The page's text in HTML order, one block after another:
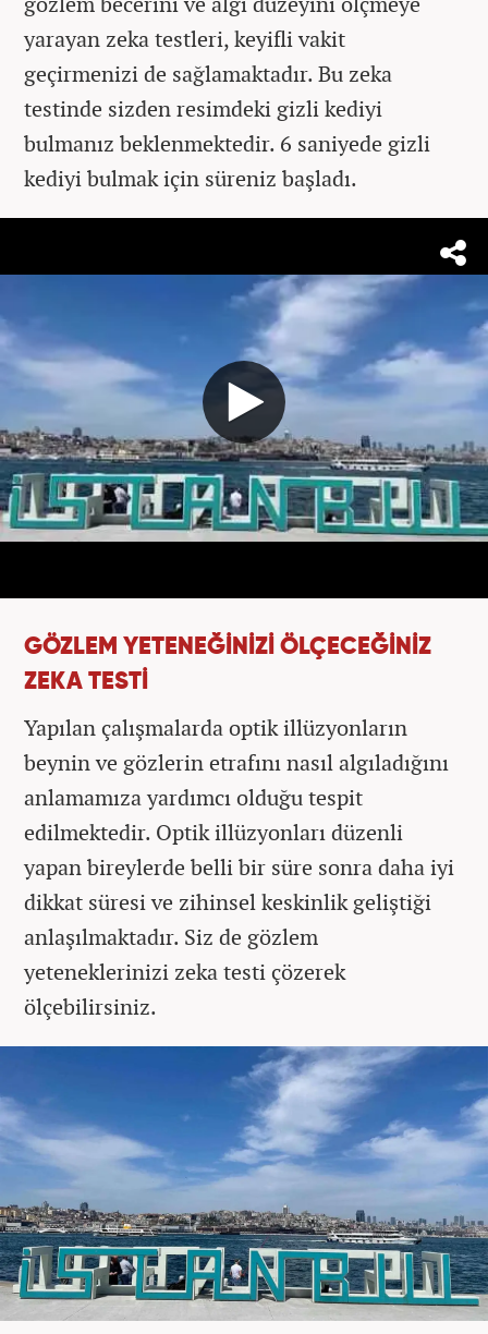
yarayan zeka testleri, keyifli vakit
geçirmenizi de sağlamaktadır. Bu zeka
testinde sizden resimdeki gizli kediyi
bulmanız beklenmektedir. 6 saniyede gizli
kediyi bulmak için süreniz başladı.
GÖZLEM YETENEĞİNİZİ ÖLÇECEĞİNİZ
ZEKA TESTİ
Yapılan çalışmalarda optik illüzyonların
beynin ve gözlerin etrafını nasıl algıladığını
anlamamıza yardımcı olduğu tespit
edilmektedir. Optik illüzyonları düzenli
yapan bireylerde belli bir süre sonra daha iyi
dikkat süresi ve zihinsel keskinlik geliştiği
anlaşılmaktadır. Siz de gözlem
yeteneklerinizi zeka testi çözerek
ölçebilirsiniz.